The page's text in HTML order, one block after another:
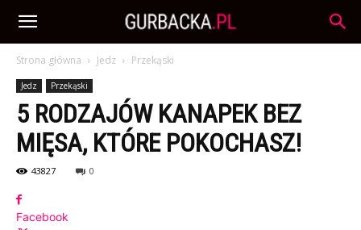
Strona główna Jedz Przekąski
Jedz Przekąski
5 RODZAJÓW KANAPEK BEZ
MIĘSA, KTÓRE POKOCHASZ!
43827 0
Facebook